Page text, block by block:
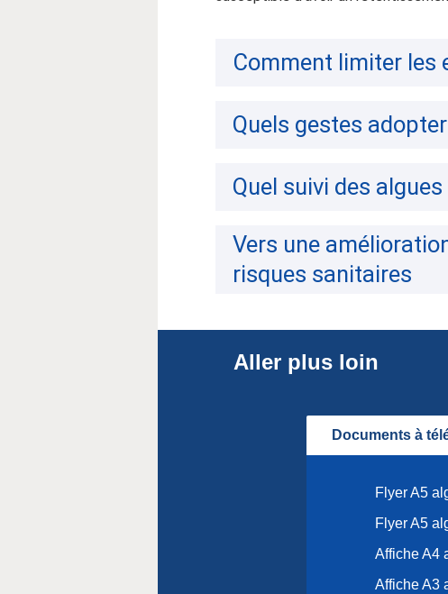
Comment limiter les
Quels gestes
Quel suivi des
Vers une
risques sanitaires
Aller plus loin
Documents à
Flyer A5
Flyer A5
Affiche A4
Affiche A3